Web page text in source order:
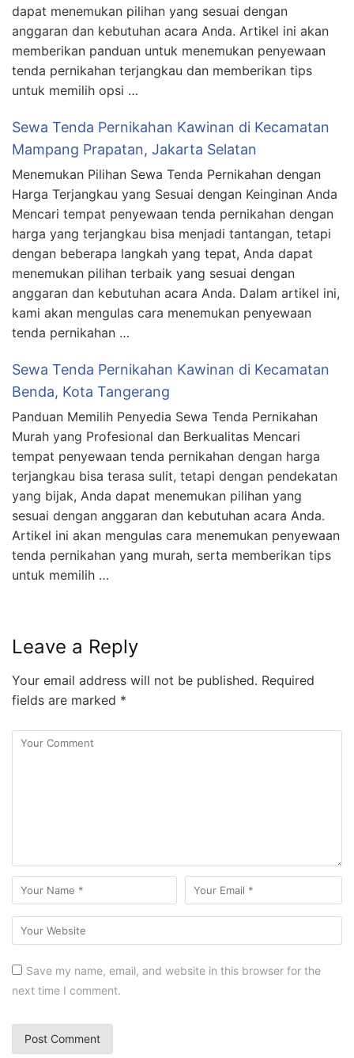
dapat menemukan pilihan yang sesuai dengan
anggaran dan kebutuhan acara Anda. Artikel ini akan
memberikan panduan untuk menemukan penyewaan
tenda pernikahan terjangkau dan memberikan tips
untuk memilih opsi …
Sewa Tenda Pernikahan Kawinan di Kecamatan
Mampang Prapatan, Jakarta Selatan
Menemukan Pilihan Sewa Tenda Pernikahan dengan
Harga Terjangkau yang Sesuai dengan Keinginan Anda
Mencari tempat penyewaan tenda pernikahan dengan
harga yang terjangkau bisa menjadi tantangan, tetapi
dengan beberapa langkah yang tepat, Anda dapat
menemukan pilihan terbaik yang sesuai dengan
anggaran dan kebutuhan acara Anda. Dalam artikel ini,
kami akan mengulas cara menemukan penyewaan
tenda pernikahan …
Sewa Tenda Pernikahan Kawinan di Kecamatan
Benda, Kota Tangerang
Panduan Memilih Penyedia Sewa Tenda Pernikahan
Murah yang Profesional dan Berkualitas Mencari
tempat penyewaan tenda pernikahan dengan harga
terjangkau bisa terasa sulit, tetapi dengan pendekatan
yang bijak, Anda dapat menemukan pilihan yang
sesuai dengan anggaran dan kebutuhan acara Anda.
Artikel ini akan mengulas cara menemukan penyewaan
tenda pernikahan yang murah, serta memberikan tips
untuk memilih …
Leave a Reply
Your email address will not be published. Required
fields are marked *
Save my name, email, and website in this browser for the
next time I comment.